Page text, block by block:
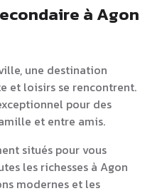
à Agon
une destination
et loisirs se rencontrent.
pour des
et entre amis.
situés pour vous
les richesses à Agon
modernes et les